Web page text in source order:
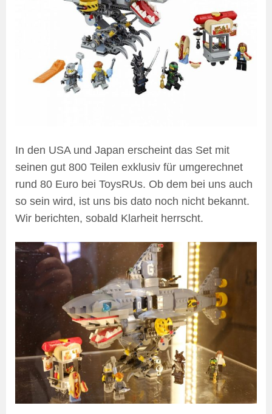
In den USA und Japan erscheint das Set mit
seinen gut 800 Teilen exklusiv für umgerechnet
rund 80 Euro bei ToysRUs. Ob dem bei uns auch
so sein wird, ist uns bis dato noch nicht bekannt.
Wir berichten, sobald Klarheit herrscht.